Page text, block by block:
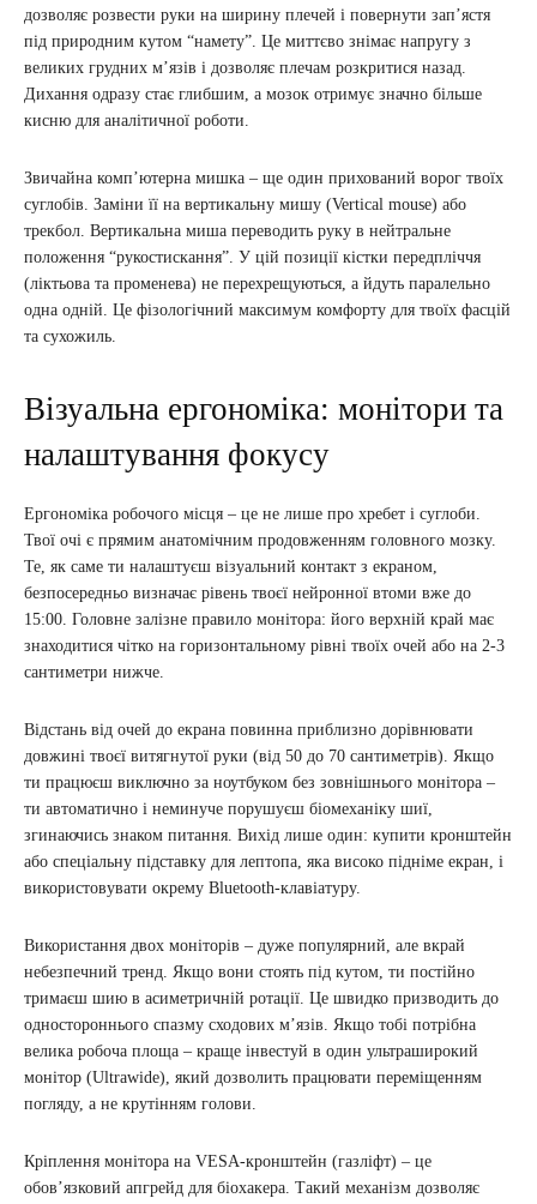
дозволяє розвести руки на ширину плечей і повернути зап’ястя
під природним кутом “намету”. Це миттєво знімає напругу з
великих грудних м’язів і дозволяє плечам розкритися назад.
Дихання одразу стає глибшим, а мозок отримує значно більше
кисню для аналітичної роботи.
Звичайна комп’ютерна мишка – ще один прихований ворог твоїх
суглобів. Заміни її на вертикальну мишу (Vertical mouse) або
трекбол. Вертикальна миша переводить руку в нейтральне
положення “рукостискання”. У цій позиції кістки передпліччя
(ліктьова та променева) не перехрещуються, а йдуть паралельно
одна одній. Це фізологічний максимум комфорту для твоїх фасцій
та сухожиль.
Візуальна ергономіка: монітори та
налаштування фокусу
Ергономіка робочого місця – це не лише про хребет і суглоби.
Твої очі є прямим анатомічним продовженням головного мозку.
Те, як саме ти налаштуєш візуальний контакт з екраном,
безпосередньо визначає рівень твоєї нейронної втоми вже до
15:00. Головне залізне правило монітора: його верхній край має
знаходитися чітко на горизонтальному рівні твоїх очей або на 2-3
сантиметри нижче.
Відстань від очей до екрана повинна приблизно дорівнювати
довжині твоєї витягнутої руки (від 50 до 70 сантиметрів). Якщо
ти працюєш виключно за ноутбуком без зовнішнього монітора –
ти автоматично і неминуче порушуєш біомеханіку шиї,
згинаючись знаком питання. Вихід лише один: купити кронштейн
або спеціальну підставку для лептопа, яка високо підніме екран, і
використовувати окрему Bluetooth-клавіатуру.
Використання двох моніторів – дуже популярний, але вкрай
небезпечний тренд. Якщо вони стоять під кутом, ти постійно
тримаєш шию в асиметричній ротації. Це швидко призводить до
одностороннього спазму сходових м’язів. Якщо тобі потрібна
велика робоча площа – краще інвестуй в один ультраширокий
монітор (Ultrawide), який дозволить працювати переміщенням
погляду, а не крутінням голови.
Кріплення монітора на VESA-кронштейн (газліфт) – це
обов’язковий апгрейд для біохакера. Такий механізм дозволяє